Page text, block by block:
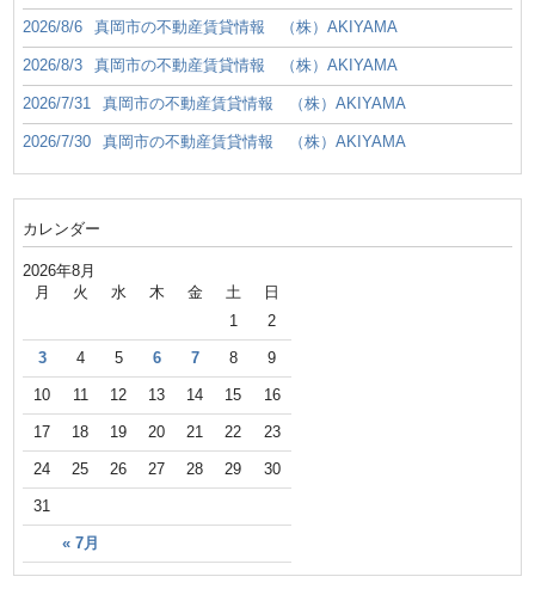
2026/8/6 真岡市の不動産賃貸情報 （株）AKIYAMA
2026/8/3 真岡市の不動産賃貸情報 （株）AKIYAMA
2026/7/31 真岡市の不動産賃貸情報 （株）AKIYAMA
2026/7/30 真岡市の不動産賃貸情報 （株）AKIYAMA
カレンダー
2026年8月
月 火 水 木 金 土 日
« 7月
1 2
3 4 5 6 7 8 9
10 11 12 13 14 15 16
17 18 19 20 21 22 23
24 25 26 27 28 29 30
31